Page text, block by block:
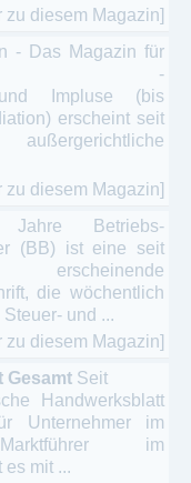
zu diesem Magazin]
- Das Magazin für
-
und Impluse (bis
erscheint seit
zu diesem Magazin]
Betriebs-
(BB) ist eine seit
die wöchentlich
und ...
zu diesem Magazin]
Gesamt Seit
Handwerksblatt
Unternehmer im
im
mit ...